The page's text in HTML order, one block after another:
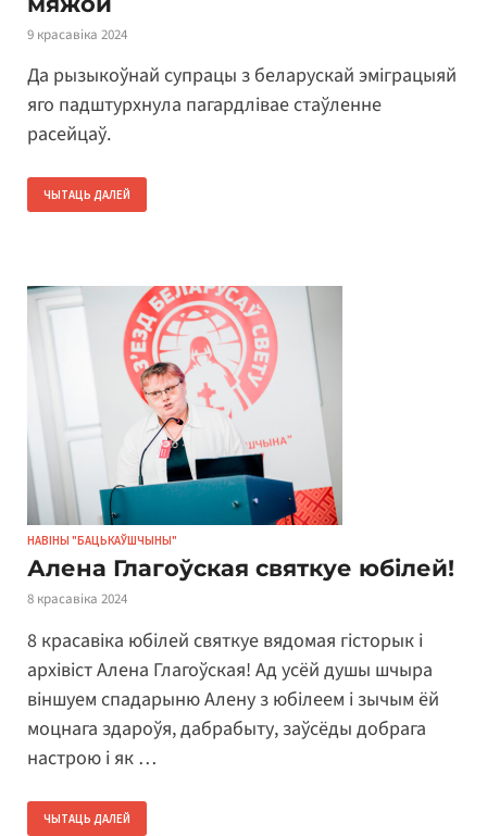
9 красавіка 2024
Да рызыкоўнай супрацы з беларускай эміграцыяй
яго падштурхнула пагардлівае стаўленне
расейцаў.
ЧЫТАЦЬ ДАЛЕЙ
НАВІНЫ "БАЦЬКАЎШЧЫНЫ"
Алена Глагоўская святкуе юбілей!
8 красавіка 2024
8 красавіка юбілей святкуе вядомая гісторык і
архівіст Алена Глагоўская! Ад усёй душы шчыра
віншуем спадарыню Алену з юбілеем і зычым ёй
моцнага здароўя, дабрабыту, заўсёды добрага
настрою і як …
ЧЫТАЦЬ ДАЛЕЙ